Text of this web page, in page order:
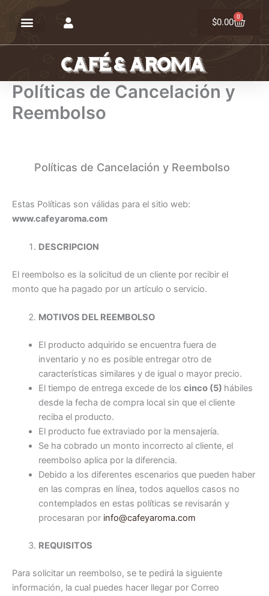
$0.00 0
Carrito
Políticas de Cancelación y
Reembolso
Políticas de Cancelación y Reembolso
Estas Políticas son válidas para el sitio web:
www.cafeyaroma.com
DESCRIPCION
El reembolso es la solicitud de un cliente por recibir el
monto que ha pagado por un artículo o servicio.
MOTIVOS DEL REEMBOLSO
El producto adquirido se encuentra fuera de
inventario y no es posible entregar otro de
características similares y de igual o mayor precio.
El tiempo de entrega excede de los cinco (5) hábiles
desde la fecha de compra local sin que el cliente
reciba el producto.
El producto fue extraviado por la mensajería.
Se ha cobrado un monto incorrecto al cliente, el
reembolso aplica por la diferencia.
Debido a los diferentes escenarios que pueden haber
en las compras en línea, todos aquellos casos no
contemplados en estas políticas se revisarán y
procesaran por info@cafeyaroma.com
REQUISITOS
Para solicitar un reembolso, se te pedirá la siguiente
información, la cual puedes hacer llegar por Correo